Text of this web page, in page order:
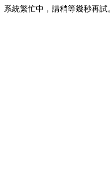
系統繁忙中，請稍等幾秒再試。